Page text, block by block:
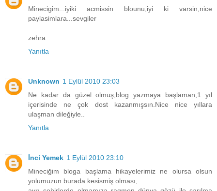
Minecigim...iyiki acmissin blounu,iyi ki varsin,nice
paylasimlara...sevgiler
zehra
Yanıtla
Unknown 1 Eylül 2010 23:03
Ne kadar da güzel olmuş,blog yazmaya başlaman,1 yıl
içerisinde ne çok dost kazanmışsın.Nice nice yıllara
ulaşman dileğiyle..
Yanıtla
İnci Yemek 1 Eylül 2010 23:10
Mineciğim bloga başlama hikayelerimiz ne olursa olsun
yolumuzun burada kesismiş olması,